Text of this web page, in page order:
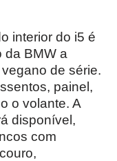
interior do i5 é
da BMW a
de série.
painel,
o volante. A
disponível,
com